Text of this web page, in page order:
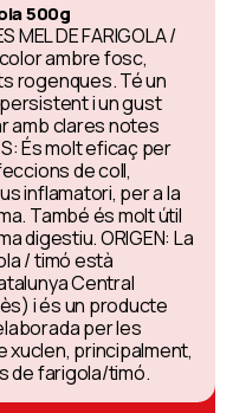
500g
MEL DE FARIGOLA /
ambre fosc,
rogenques. Té un
i un gust
amb clares notes
És molt eficaç per
de coll,
inflamatori, per a la
També és molt útil
digestiu. ORIGEN: La
/ timó està
Central
i és un producte
per les
principalment,
de farigola/timó.